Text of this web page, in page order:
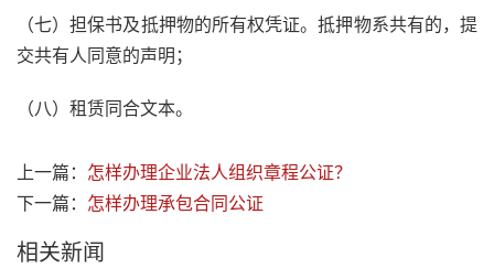
（七）担保书及抵押物的所有权凭证。抵押物系共有的，提
交共有人同意的声明；
（八）租赁同合文本。
上一篇： 怎样办理企业法人组织章程公证？
下一篇： 怎样办理承包合同公证
相关新闻